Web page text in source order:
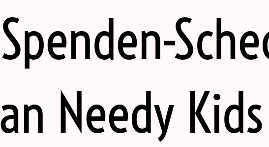
Spenden-
an Needy Kids